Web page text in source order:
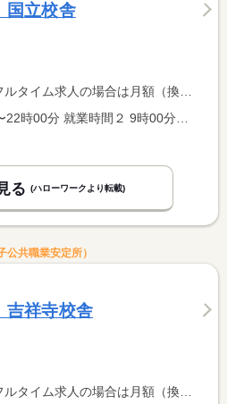
国立校舎
（換算額）、パート求人の場合は時間額を表示しています。
就業時間１ 13時00分〜22時00分 就業時間２ 9時00分〜22時00分 就業時間に関する特記事項 開塾時間：平日は（１）、土・日は（２） <BR> <BR> ＊９：００〜２２：００の間の実働２〜８時間程度（応相談）
る (ハローワークより転載)
共職業安定所）
吉祥寺校舎
（換算額）、パート求人の場合は時間額を表示しています。